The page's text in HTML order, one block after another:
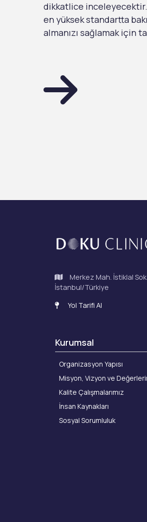
dikkatlice
en yüksek standartta
almanızı sağlamak için
Merkez Mah. İstiklal
İstanbul/Türkiye
Yol Tarifi Al
Kurumsal
Organizasyon Yapısı
Misyon, Vizyon ve
Kalite Çalışmalarımız
İnsan Kaynakları
Sosyal Sorumluluk